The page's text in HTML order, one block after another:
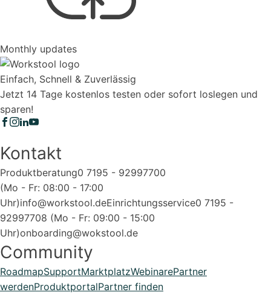
Monthly updates
Einfach, Schnell & Zuverlässig
Jetzt 14 Tage kostenlos testen oder sofort loslegen und
sparen!
Kontakt
Produktberatung0 7195 - 92997700
(Mo - Fr: 08:00 - 17:00
Uhr)info@workstool.deEinrichtungsservice0 7195 -
92997708 (Mo - Fr: 09:00 - 15:00
Uhr)onboarding@wokstool.de
Community
RoadmapSupportMarktplatzWebinarePartner
werdenProduktportalPartner finden